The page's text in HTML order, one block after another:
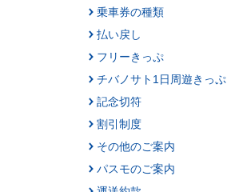
乗車券の種類
払い戻し
フリーきっぷ
チバノサト1日周遊きっぷ
記念切符
割引制度
その他のご案内
パスモのご案内